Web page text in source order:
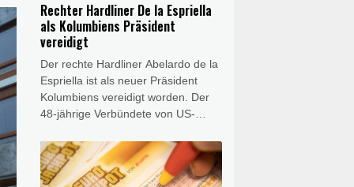
Rechter Hardliner De la Espriella
als Kolumbiens Präsident
vereidigt
Der rechte Hardliner Abelardo de la
Espriella ist als neuer Präsident
Kolumbiens vereidigt worden. Der
48-jährige Verbündete von US-
Freitag in der
südwestkolumbianischen Großstadt
Cali den Amtseid ab und trat damit